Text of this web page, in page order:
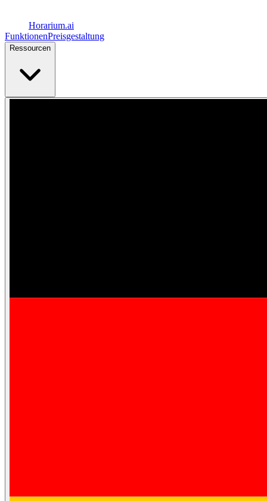
Horarium.ai
FunktionenPreisgestaltung
Ressourcen